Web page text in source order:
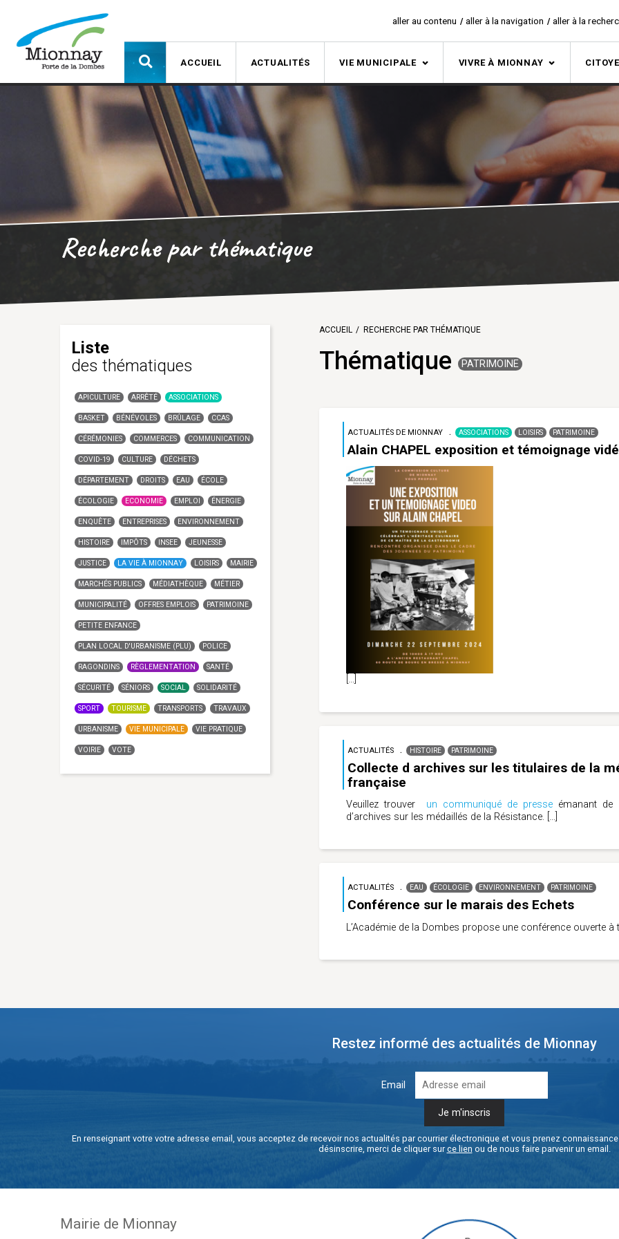
aller au contenu aller à la navigation aller à la
ACCUEIL ACTUALITÉS VIE MUNICIPALE VIVRE À MIONNAY
Recherche par thématique
Liste
des thématiques
APICULTURE ARRÊTÉ ASSOCIATIONS
BASKET BÉNÉVOLES BRÛLAGE CCAS
CÉRÉMONIES COMMERCES COMMUNICATION
COVID-19 CULTURE DÉCHETS
DÉPARTEMENT DROITS EAU ÉCOLE
ÉCOLOGIE ECONOMIE EMPLOI ÉNERGIE
ENQUÊTE ENTREPRISES ENVIRONNEMENT
HISTOIRE IMPÔTS INSEE JEUNESSE
JUSTICE LA VIE À MIONNAY LOISIRS MAIRIE
MARCHÉS PUBLICS MÉDIATHÈQUE MÉTIER
MUNICIPALITÉ OFFRES EMPLOIS PATRIMOINE
PETITE ENFANCE
PLAN LOCAL D'URBANISME (PLU) POLICE
RAGONDINS RÈGLEMENTATION SANTÉ
SÉCURITÉ SÉNIORS SOCIAL SOLIDARITÉ
SPORT TOURISME TRANSPORTS TRAVAUX
URBANISME VIE MUNICIPALE VIE PRATIQUE
VOIRIE VOTE
ACCUEIL RECHERCHE PAR THÉMATIQUE
Thématique PATRIMOINE
ACTUALITÉS DE MIONNAY ASSOCIATIONS LOISIRS PATRIMOINE
Alain CHAPEL exposition et témoignage
[…]
ACTUALITÉS HISTOIRE PATRIMOINE
Collecte d archives sur les titulaires de la
française
Veuillez trouver un communiqué de presse émanant de
d’archives sur les médaillés de la Résistance. […]
ACTUALITÉS EAU ÉCOLOGIE ENVIRONNEMENT PATRIMOINE
Conférence sur le marais des Echets
L’Académie de la Dombes propose une conférence ouverte à
Restez informé des actualités de Mionnay
Email
En renseignant votre votre adresse email, vous acceptez de recevoir nos actualités par courrier électronique et vous prenez
désinscrire, merci de cliquer surce lien ou de nous faire parvenir un email.
Mairie de Mionnay